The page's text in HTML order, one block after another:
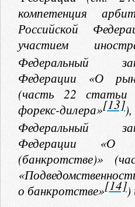
компетенция
Российской
участием
Федеральный
Федерации «О
(часть 22 статьи
форекс-дилера»[13]
Федеральный
Федерации «О
(банкротстве)»
о банкротстве»[14])